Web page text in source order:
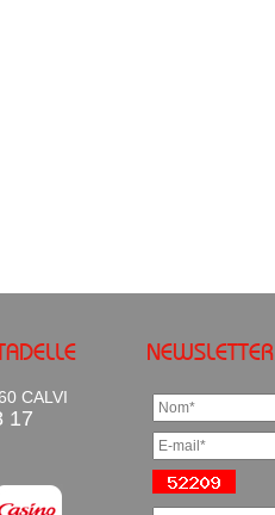
CALVI
17
NEWSLETTER